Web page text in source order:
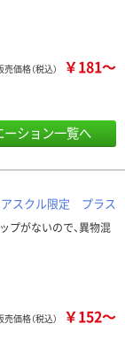
売価格（税込） ￥181～
ーション一覧へ
スクル限定 プラス
プがないので、異物混
売価格（税込） ￥152～